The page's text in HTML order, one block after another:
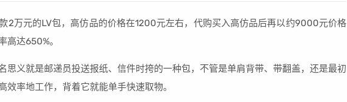
2万元的LV包，高仿品的价格在1200元左右，代购买入高仿品后再以约9000元价格
高达650%。
思义就是邮递员投送报纸、信件时挎的一种包，不管是单肩背带、带翻盖，还是最初
效率地工作，背着它就能单手快速取物。